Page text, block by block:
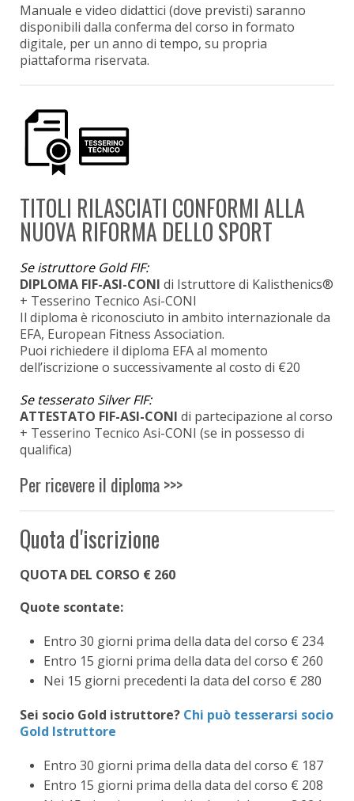
Manuale e video didattici (dove previsti) saranno
disponibili dalla conferma del corso in formato
digitale, per un anno di tempo, su propria
piattaforma riservata.
TITOLI RILASCIATI CONFORMI ALLA
NUOVA RIFORMA DELLO SPORT
Se istruttore Gold FIF:
DIPLOMA FIF-ASI-CONI di Istruttore di Kalisthenics®
+ Tesserino Tecnico Asi-CONI
Il diploma è riconosciuto in ambito internazionale da
EFA, European Fitness Association.
Puoi richiedere il diploma EFA al momento
dell’iscrizione o successivamente al costo di €20
Se tesserato Silver FIF:
ATTESTATO FIF-ASI-CONI di partecipazione al corso
+ Tesserino Tecnico Asi-CONI (se in possesso di
qualifica)
Per ricevere il diploma >>>
Quota d'iscrizione
QUOTA DEL CORSO € 260
Quote scontate:
Entro 30 giorni prima della data del corso € 234
Entro 15 giorni prima della data del corso € 260
Nei 15 giorni precedenti la data del corso € 280
Sei socio Gold istruttore? Chi può tesserarsi socio
Gold Istruttore
Entro 30 giorni prima della data del corso € 187
Entro 15 giorni prima della data del corso € 208